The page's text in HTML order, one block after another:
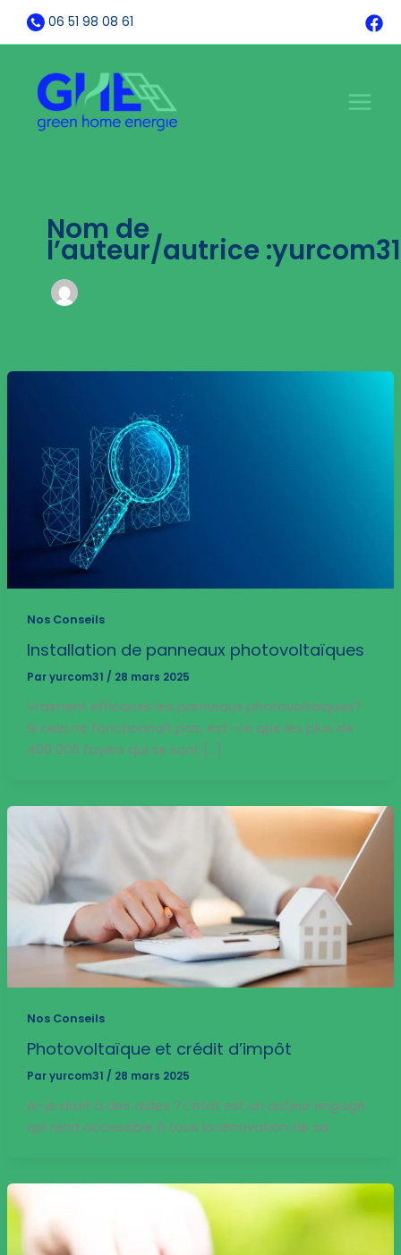
06 51 98 08 61
Nom de
l’auteur/autrice :yurcom31
Nos Conseils
Installation de panneaux photovoltaïques
Paryurcom31 / 28 mars 2025
Vraiment efficaces les panneaux photovoltaïques?
Si cela ne fonctionnait pas, est–ce que les plus de
400 000 foyers qui se sont […]
Nos Conseils
Photovoltaïque et crédit d’impôt
Paryurcom31 / 28 mars 2025
Ai-je droit à des aides ? L’état est un acteur engagé
qui rend accessible à tous la rénovation de sa